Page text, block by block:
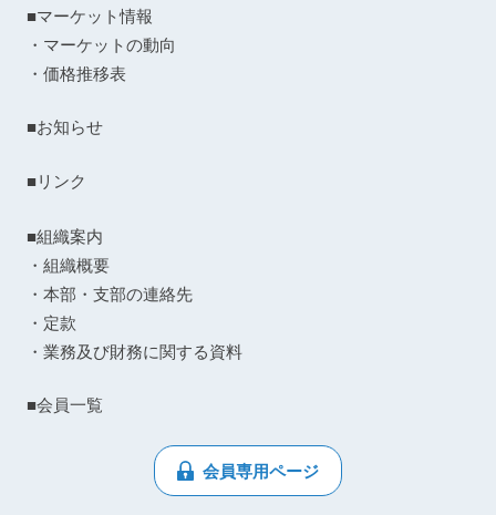
■マーケット情報
・マーケットの動向
・価格推移表
■お知らせ
■リンク
■組織案内
・組織概要
・本部・支部の連絡先
・定款
・業務及び財務に関する資料
■会員一覧
会員専用ページ